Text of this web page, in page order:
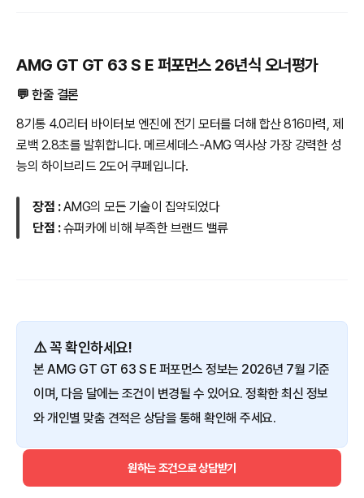
AMG GT GT 63 S E 퍼포먼스 26년식 오너평가
💬 한줄 결론
8기통 4.0리터 바이터보 엔진에 전기 모터를 더해 합산 816마력, 제
로백 2.8초를 발휘합니다. 메르세데스-AMG 역사상 가장 강력한 성
능의 하이브리드 2도어 쿠페입니다.
장점 :AMG의 모든 기술이 집약되었다
단점 :슈퍼카에 비해 부족한 브랜드 밸류
⚠️ 꼭 확인하세요!
본 AMG GT GT 63 S E 퍼포먼스 정보는 2026년 7월 기준
이며, 다음 달에는 조건이 변경될 수 있어요. 정확한 최신 정보
와 개인별 맞춤 견적은 상담을 통해 확인해 주세요.
원하는 조건으로 상담받기